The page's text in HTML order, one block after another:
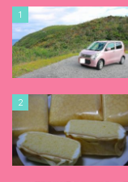
1
2